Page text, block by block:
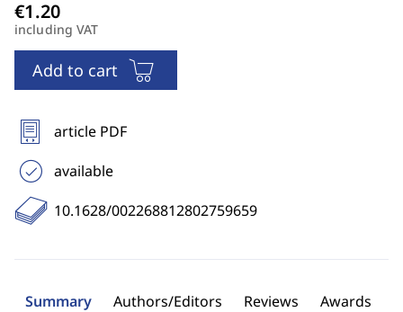
including VAT
Add to cart
article PDF
available
10.1628/002268812802759659
Summary Authors/Editors Reviews Awards